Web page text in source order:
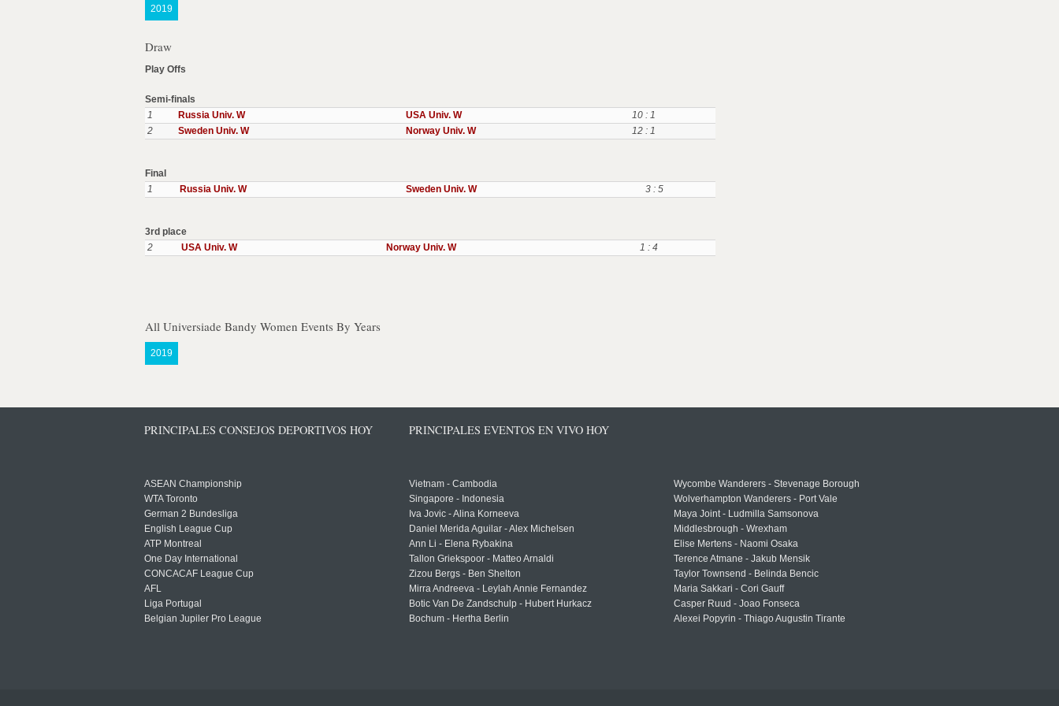
2019
Draw
Play Offs
Semi-finals
1
Russia Univ. W USA Univ. W
10 : 1
2
Sweden Univ. W Norway Univ. W 12 : 1
Final
1
Russia Univ. W Sweden Univ. W 3 : 5
3rd place
2
USA Univ. W Norway Univ. W 1 : 4
All Universiade Bandy Women Events By Years
2019
PRINCIPALES CONSEJOS DEPORTIVOS HOY
ASEAN Championship
WTA Toronto
German 2 Bundesliga
English League Cup
ATP Montreal
One Day International
CONCACAF League Cup
AFL
Liga Portugal
Belgian Jupiler Pro League
PRINCIPALES EVENTOS EN VIVO HOY
Vietnam - Cambodia
Singapore - Indonesia
Iva Jovic - Alina Korneeva
Daniel Merida Aguilar - Alex Michelsen
Ann Li - Elena Rybakina
Tallon Griekspoor - Matteo Arnaldi
Zizou Bergs - Ben Shelton
Mirra Andreeva - Leylah Annie Fernandez
Botic Van De Zandschulp - Hubert Hurkacz
Bochum - Hertha Berlin
Wycombe Wanderers - Stevenage Borough
Wolverhampton Wanderers - Port Vale
Maya Joint - Ludmilla Samsonova
Middlesbrough - Wrexham
Elise Mertens - Naomi Osaka
Terence Atmane - Jakub Mensik
Taylor Townsend - Belinda Bencic
Maria Sakkari - Cori Gauff
Casper Ruud - Joao Fonseca
Alexei Popyrin - Thiago Augustin Tirante